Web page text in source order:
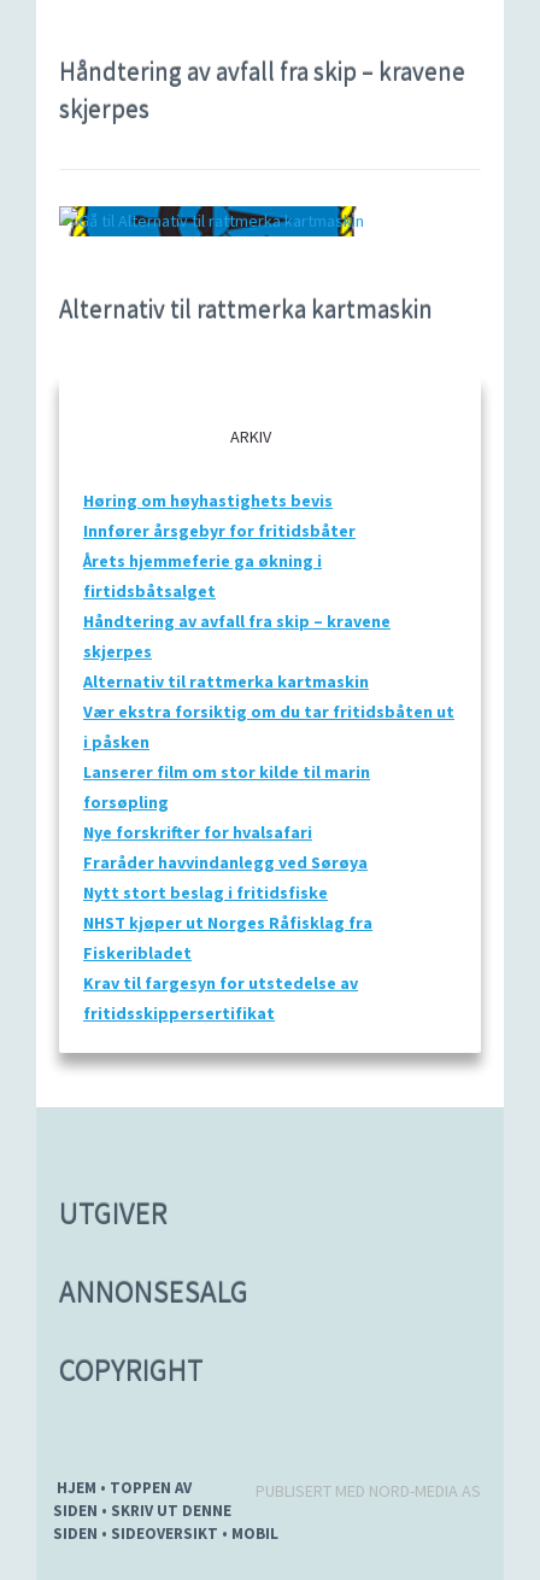
Håndtering av avfall fra skip – kravene
skjerpes
Alternativ til rattmerka kartmaskin
ARKIV
Høring om høyhastighets bevis
Innfører årsgebyr for fritidsbåter
Årets hjemmeferie ga økning i
firtidsbåtsalget
Håndtering av avfall fra skip – kravene
skjerpes
Alternativ til rattmerka kartmaskin
Vær ekstra forsiktig om du tar fritidsbåten ut
i påsken
Lanserer film om stor kilde til marin
forsøpling
Nye forskrifter for hvalsafari
Fraråder havvindanlegg ved Sørøya
Nytt stort beslag i fritidsfiske
NHST kjøper ut Norges Råfisklag fra
Fiskeribladet
Krav til fargesyn for utstedelse av
fritidsskippersertifikat
UTGIVER
ANNONSESALG
COPYRIGHT
PUBLISERT MED NORD-MEDIA AS
HJEM • TOPPEN AV
SIDEN • SKRIV UT DENNE
SIDEN • SIDEOVERSIKT • MOBIL